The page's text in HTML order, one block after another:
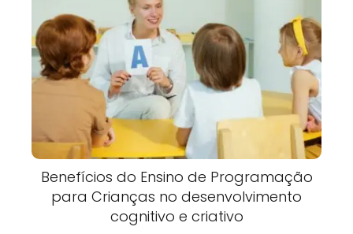
Benefícios do Ensino de Programação
para Crianças no desenvolvimento
cognitivo e criativo